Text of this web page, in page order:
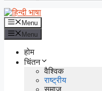
Menu
Menu
होम
चिंतन
वैश्विक
राष्ट्रीय
समाज